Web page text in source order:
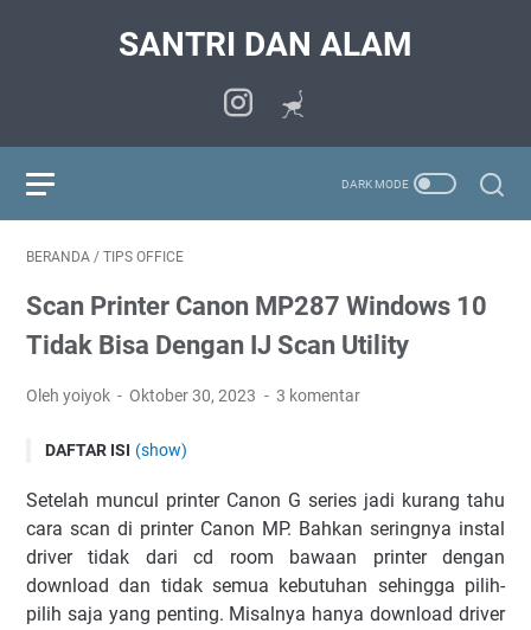
SANTRI DAN ALAM
BERANDA / TIPS OFFICE
Scan Printer Canon MP287 Windows 10
Tidak Bisa Dengan IJ Scan Utility
Oleh yoiyok Oktober 30, 2023 3 komentar
DAFTAR ISI (show)
Cara Scan Manual MP 287
Setelah muncul printer Canon G series jadi kurang tahu
cara scan di printer Canon MP. Bahkan seringnya instal
driver tidak dari cd room bawaan printer dengan
download dan tidak semua kebutuhan sehingga pilih-
pilih saja yang penting. Misalnya hanya download driver